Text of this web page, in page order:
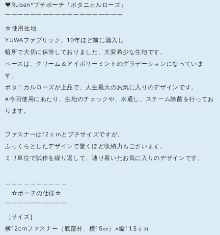
❤Ruban*プチポーチ「ボタニカルローズ」
￣￣￣￣￣￣￣￣￣￣￣￣￣￣￣￣￣￣￣
☆使用生地
YUWAファブリック、10年ほど前に購入し
暗所で大切に保管しておりました、大変希少な生地です。
ベースは、クリーム＆アイボリーミントのグラデーションになっていま
す。
ボタニカルローズが上品で、人生最大のお気に入りのデザインです。
※今回使用にあたり、生地のチェックや、水通し、スチーム除菌を行ってお
ります。
ファスナーは12ｃｍとプチサイズですが、
ふっくらとしたデザインで驚くほど収納力もございます。
ミリ単位で試作を繰り返して、辿り着いたお気に入りのデザインです。
☆ポーチの仕様☆
￣￣￣￣￣￣￣￣￣￣
［サイズ］
横12cmファスナー（底部分、横15㎝）×縦11.5ｃｍ